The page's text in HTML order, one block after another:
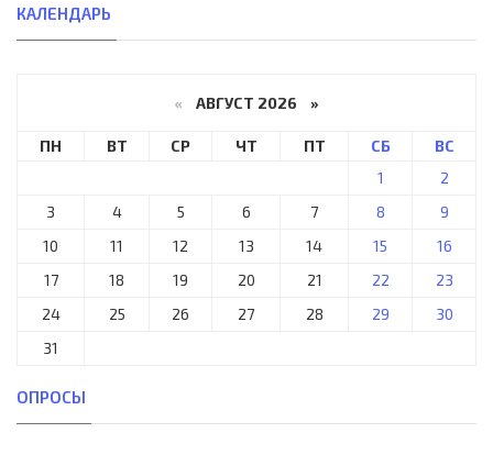
КАЛЕНДАРЬ
« АВГУСТ 2026 »
ПН ВТ СР ЧТ ПТ СБ
ВС
1
2
3
4 5 6 7 8
9
10
11 12 13 14 15
16
17
18 19 20 21 22
23
24
25 26 27 28 29
30
31
ОПРОСЫ